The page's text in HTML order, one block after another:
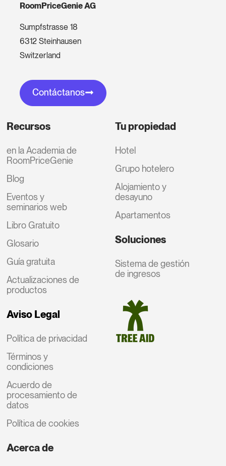
RoomPriceGenie AG
Sumpfstrasse 18
6312 Steinhausen
Switzerland
Contáctanos
Recursos
en la Academia de
RoomPriceGenie
Blog
Eventos y
seminarios web
Libro Gratuito
Glosario
Guía gratuita
Actualizaciones de
productos
Aviso Legal
Política de privacidad
Términos y
condiciones
Acuerdo de
procesamiento de
datos
Política de cookies
Tu propiedad
Hotel
Grupo hotelero
Alojamiento y
desayuno
Apartamentos
Soluciones
Sistema de gestión
de ingresos
Acerca de